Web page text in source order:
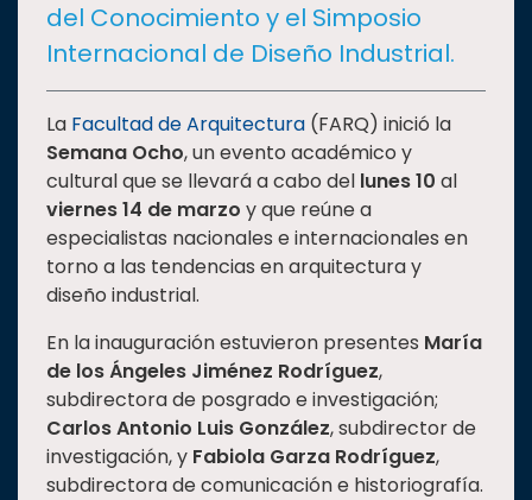
SUSTENTABILIDAD
TEMAS
Oferta
educativa
Estudiantes
Rectoría
Investigación
Internacionalización
Responsabilidad
social
Vinculación
del Conocimiento y el Simposio
Internacional de Diseño Industrial.
La Facultad de Arquitectura (FARQ) inició la
Semana Ocho, un evento académico y
cultural que se llevará a cabo del lunes 10 al
viernes 14 de marzo y que reúne a
especialistas nacionales e internacionales en
torno a las tendencias en arquitectura y
diseño industrial.
En la inauguración estuvieron presentes María
de los Ángeles Jiménez Rodríguez,
subdirectora de posgrado e investigación;
Carlos Antonio Luis González, subdirector de
investigación, y Fabiola Garza Rodríguez,
subdirectora de comunicación e historiografía.